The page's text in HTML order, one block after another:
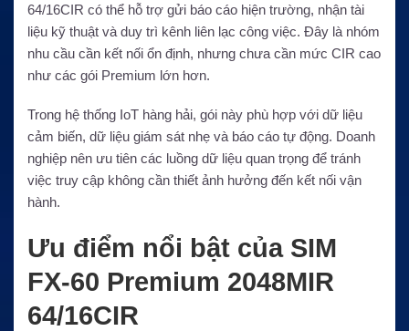
64/16CIR có thể hỗ trợ gửi báo cáo hiện trường, nhận tài
liệu kỹ thuật và duy trì kênh liên lạc công việc. Đây là nhóm
nhu cầu cần kết nối ổn định, nhưng chưa cần mức CIR cao
như các gói Premium lớn hơn.
Trong hệ thống IoT hàng hải, gói này phù hợp với dữ liệu
cảm biến, dữ liệu giám sát nhẹ và báo cáo tự động. Doanh
nghiệp nên ưu tiên các luồng dữ liệu quan trọng để tránh
việc truy cập không cần thiết ảnh hưởng đến kết nối vận
hành.
Ưu điểm nổi bật của SIM
FX-60 Premium 2048MIR
64/16CIR